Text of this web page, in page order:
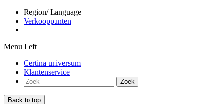
Region/ Language
Verkooppunten
Menu Left
Certina universum
Klantenservice
Zoek
Back to top